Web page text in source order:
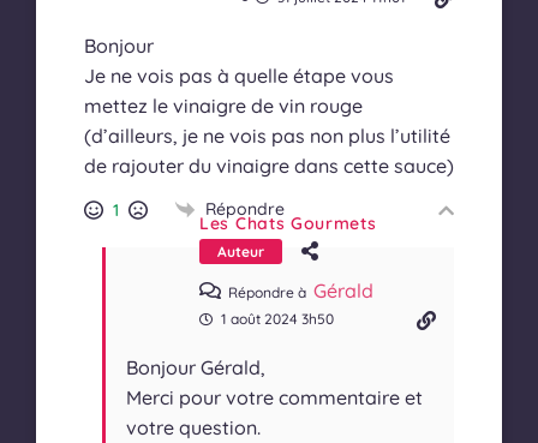
Bonjour
Je ne vois pas à quelle étape vous
mettez le vinaigre de vin rouge
(d’ailleurs, je ne vois pas non plus l’utilité
de rajouter du vinaigre dans cette sauce)
1 Répondre
Les Chats Gourmets
Auteur
Répondre à Gérald
1 août 2024 3h50
Bonjour Gérald,
Merci pour votre commentaire et
votre question.